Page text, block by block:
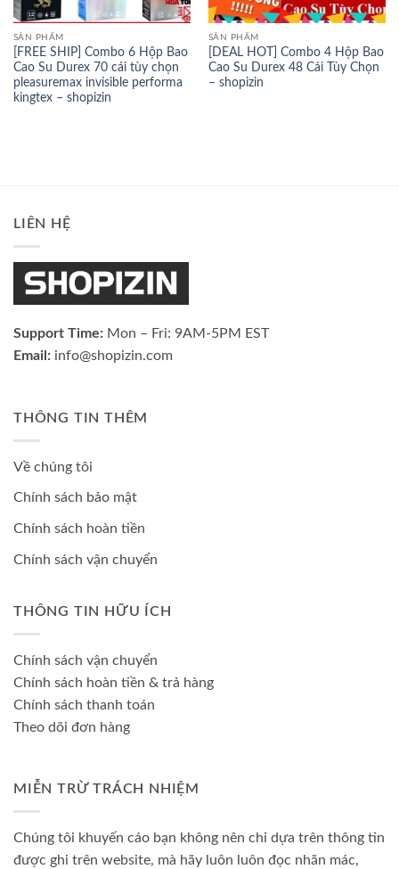
SẢN PHẨM
[FREE SHIP] Combo 6 Hộp Bao
Cao Su Durex 70 cái tùy chọn
pleasuremax invisible performa
kingtex – shopizin
SẢN PHẨM
[DEAL HOT] Combo 4 Hộp Bao
Cao Su Durex 48 Cái Tùy Chọn
– shopizin
LIÊN HỆ
Support Time: Mon – Fri: 9AM-5PM EST
Email: info@shopizin.com
THÔNG TIN THÊM
Về chúng tôi
Chính sách bảo mật
Chính sách hoàn tiền
Chính sách vận chuyển
THÔNG TIN HỮU ÍCH
Chính sách vận chuyển
Chính sách hoàn tiền & trả hàng
Chính sách thanh toán
Theo dõi đơn hàng
MIỄN TRỪ TRÁCH NHIỆM
Chúng tôi khuyến cáo bạn không nên chỉ dựa trên thông tin
được ghi trên website, mà hãy luôn luôn đọc nhãn mác,